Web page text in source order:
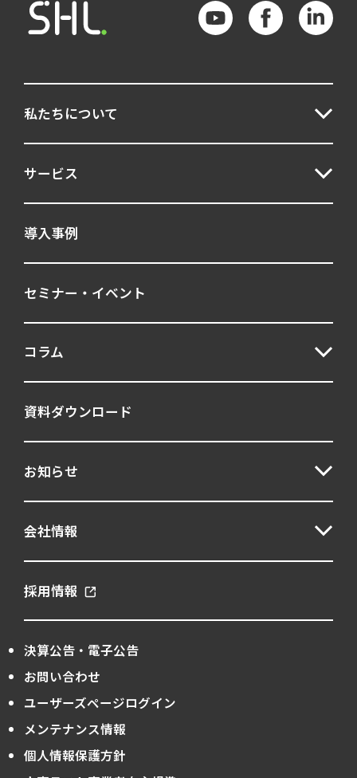
私たちについて
サービス
導入事例
セミナー・イベント
コラム
資料ダウンロード
お知らせ
会社情報
採用情報
決算公告・電子公告
お問い合わせ
ユーザーズページログイン
メンテナンス情報
個人情報保護方針